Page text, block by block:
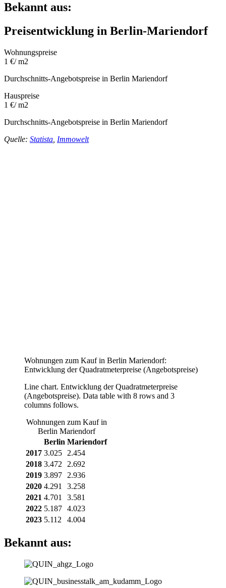
Bekannt aus:
Preisentwicklung in Berlin-Mariendorf
Wohnungspreise
1 €/ m2
Durchschnitts-Angebotspreise in Berlin Mariendorf
Hauspreise
1 €/ m2
Durchschnitts-Angebotspreise in Berlin Mariendorf
Quelle: Statista Immowelt
Wohnungen zum Kauf in Berlin Mariendorf:
Entwicklung der Quadratmeterpreise (Angebotspreise)
Line chart. Entwicklung der Quadratmeterpreise
(Angebotspreise). Data table with 8 rows and 3
columns follows.
Wohnungen zum Kauf in
Berlin Mariendorf
Berlin Mariendorf
2017 3.025
2.454
2018 3.472
2.692
2019 3.897
2.936
2020 4.291
3.258
2021 4.701
3.581
2022 5.187 4.023
2023 5.112 4.004
Bekannt aus: